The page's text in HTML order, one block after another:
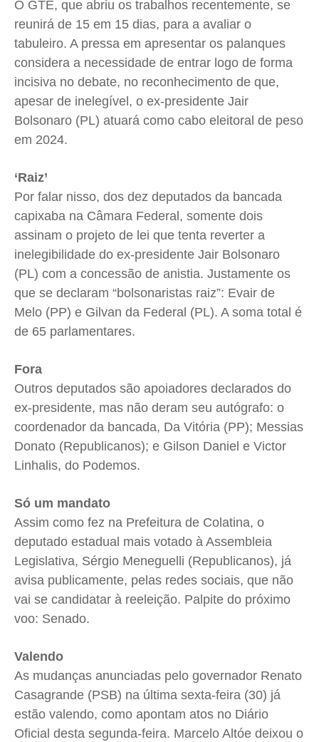
O GTE, que abriu os trabalhos recentemente, se
reunirá de 15 em 15 dias, para a avaliar o
tabuleiro. A pressa em apresentar os palanques
considera a necessidade de entrar logo de forma
incisiva no debate, no reconhecimento de que,
apesar de inelegível, o ex-presidente Jair
Bolsonaro (PL) atuará como cabo eleitoral de peso
em 2024.
‘Raiz’
Por falar nisso, dos dez deputados da bancada
capixaba na Câmara Federal, somente dois
assinam o projeto de lei que tenta reverter a
inelegibilidade do ex-presidente Jair Bolsonaro
(PL) com a concessão de anistia. Justamente os
que se declaram “bolsonaristas raiz”: Evair de
Melo (PP) e Gilvan da Federal (PL). A soma total é
de 65 parlamentares.
Fora
Outros deputados são apoiadores declarados do
ex-presidente, mas não deram seu autógrafo: o
coordenador da bancada, Da Vitória (PP); Messias
Donato (Republicanos); e Gilson Daniel e Victor
Linhalis, do Podemos.
Só um mandato
Assim como fez na Prefeitura de Colatina, o
deputado estadual mais votado à Assembleia
Legislativa, Sérgio Meneguelli (Republicanos), já
avisa publicamente, pelas redes sociais, que não
vai se candidatar à reeleição. Palpite do próximo
voo: Senado.
Valendo
As mudanças anunciadas pelo governador Renato
Casagrande (PSB) na última sexta-feira (30) já
estão valendo, como apontam atos no Diário
Oficial desta segunda-feira. Marcelo Altóe deixou o